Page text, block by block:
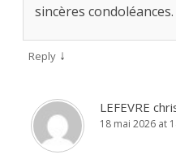
sincères condoléances.
Reply ↓
LEFEVRE
18 mai 2026 at